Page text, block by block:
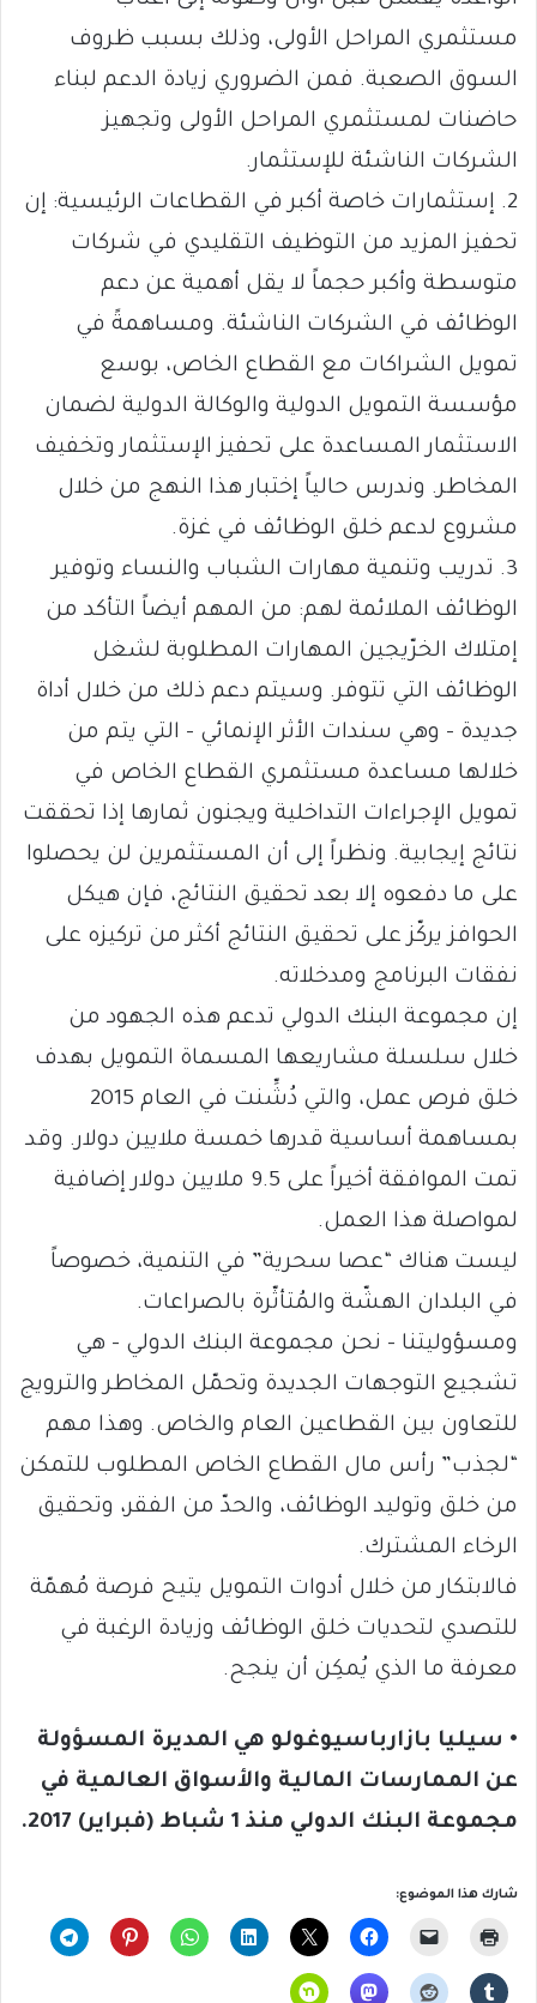
مستثمري المراحل الأولى، وذلك بسبب ظروف
السوق الصعبة. فمن الضروري زيادة الدعم لبناء
حاضنات لمستثمري المراحل الأولى وتجهيز
الشركات الناشئة للإستثمار.
2. إستثمارات خاصة أكبر في القطاعات الرئيسية: إن
تحفيز المزيد من التوظيف التقليدي في شركات
متوسطة وأكبر حجماً لا يقل أهمية عن دعم
الوظائف في الشركات الناشئة. ومساهمةً في
تمويل الشراكات مع القطاع الخاص، بوسع
مؤسسة التمويل الدولية والوكالة الدولية لضمان
الاستثمار المساعدة على تحفيز الإستثمار وتخفيف
المخاطر. وندرس حالياً إختبار هذا النهج من خلال
مشروع لدعم خلق الوظائف في غزة.
3. تدريب وتنمية مهارات الشباب والنساء وتوفير
الوظائف الملائمة لهم: من المهم أيضاً التأكد من
إمتلاك الخرّيجين المهارات المطلوبة لشغل
الوظائف التي تتوفر. وسيتم دعم ذلك من خلال أداة
جديدة – وهي سندات الأثر الإنمائي – التي يتم من
خلالها مساعدة مستثمري القطاع الخاص في
تمويل الإجراءات التداخلية ويجنون ثمارها إذا تحققت
نتائج إيجابية. ونظراً إلى أن المستثمرين لن يحصلوا
على ما دفعوه إلا بعد تحقيق النتائج، فإن هيكل
الحوافز يركّز على تحقيق النتائج أكثر من تركيزه على
نفقات البرنامج ومدخلاته.
إن مجموعة البنك الدولي تدعم هذه الجهود من
خلال سلسلة مشاريعها المسماة التمويل بهدف
خلق فرص عمل، والتي دُشِّنت في العام 2015
بمساهمة أساسية قدرها خمسة ملايين دولار. وقد
تمت الموافقة أخيراً على 9.5 ملايين دولار إضافية
لمواصلة هذا العمل.
ليست هناك “عصا سحرية” في التنمية، خصوصاً
في البلدان الهشّة والمُتأثّرة بالصراعات.
ومسؤوليتنا – نحن مجموعة البنك الدولي – هي
تشجيع التوجهات الجديدة وتحمّل المخاطر والترويج
للتعاون بين القطاعين العام والخاص. وهذا مهم
“لجذب” رأس مال القطاع الخاص المطلوب للتمكن
من خلق وتوليد الوظائف، والحدّ من الفقر، وتحقيق
الرخاء المشترك.
فالابتكار من خلال أدوات التمويل يتيح فرصة مُهمّة
للتصدي لتحديات خلق الوظائف وزيادة الرغبة في
معرفة ما الذي يُمكِن أن ينجح.
• سيليا بازارباسيوغولو هي المديرة المسؤولة
عن الممارسات المالية والأسواق العالمية في
مجموعة البنك الدولي منذ 1 شباط (فبراير) 2017.
شارك هذا الموضوع: